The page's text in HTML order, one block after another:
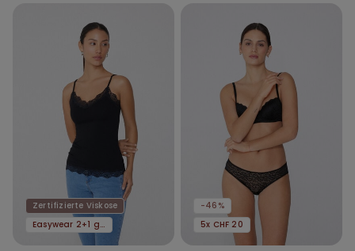
Zertifizierte Viskose
Easywear 2+1 gratis
-46%
5x CHF 20